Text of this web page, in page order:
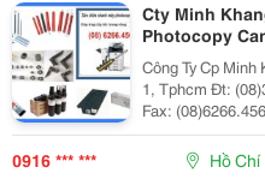
Cty Minh
Photocopy
Công Ty Cp Minh Khang Đc: 298 Trần
1, Tphcm Đt: (08)39.209.309 &Ndash; (08)6266.4567 |
Fax: (08)6266.4567 Http://Minhkhangjsc.com
Http://Minhkhangjsc.com.vn
Minh Khang Kinh
0916 *** *** Hồ Chí